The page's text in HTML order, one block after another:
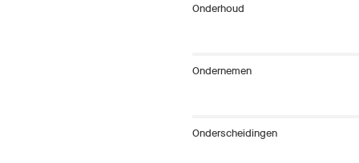
Onderhoud
Ondernemen
Onderscheidingen